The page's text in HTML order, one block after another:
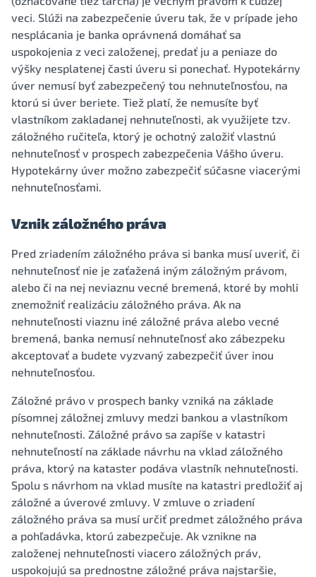
veci. Slúži na zabezpečenie úveru tak, že v prípade jeho
nesplácania je banka oprávnená domáhať sa
uspokojenia z veci založenej, predať ju a peniaze do
výšky nesplatenej časti úveru si ponechať. Hypotekárny
úver nemusí byť zabezpečený tou nehnuteľnosťou, na
ktorú si úver beriete. Tiež platí, že nemusíte byť
vlastníkom zakladanej nehnuteľnosti, ak využijete tzv.
záložného ručiteľa, ktorý je ochotný založiť vlastnú
nehnuteľnosť v prospech zabezpečenia Vášho úveru.
Hypotekárny úver možno zabezpečiť súčasne viacerými
nehnuteľnosťami.
Vznik záložného práva
Pred zriadením záložného práva si banka musí uveriť, či
nehnuteľnosť nie je zaťažená iným záložným právom,
alebo či na nej neviaznu vecné bremená, ktoré by mohli
znemožniť realizáciu záložného práva. Ak na
nehnuteľnosti viaznu iné záložné práva alebo vecné
bremená, banka nemusí nehnuteľnosť ako zábezpeku
akceptovať a budete vyzvaný zabezpečiť úver inou
nehnuteľnosťou.
Záložné právo v prospech banky vzniká na základe
písomnej záložnej zmluvy medzi bankou a vlastníkom
nehnuteľnosti. Záložné právo sa zapíše v katastri
nehnuteľností na základe návrhu na vklad záložného
práva, ktorý na kataster podáva vlastník nehnuteľnosti.
Spolu s návrhom na vklad musíte na katastri predložiť aj
záložné a úverové zmluvy. V zmluve o zriadení
záložného práva sa musí určiť predmet záložného práva
a pohľadávka, ktorú zabezpečuje. Ak vznikne na
založenej nehnuteľnosti viacero záložných práv,
uspokojujú sa prednostne záložné práva najstaršie,